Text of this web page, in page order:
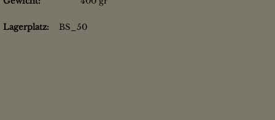
Lagerplatz: BS_50